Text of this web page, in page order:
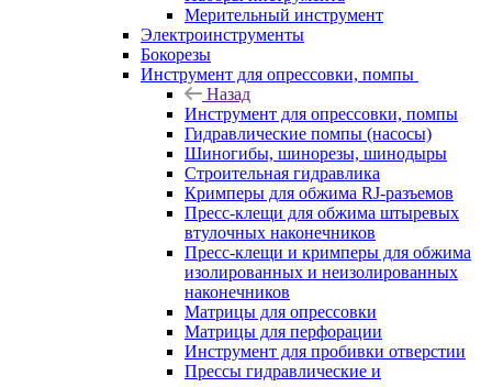
Мерительный инструмент
Электроинструменты
Бокорезы
Инструмент для опрессовки, помпы
Назад
Инструмент для опрессовки, помпы
Гидравлические помпы (насосы)
Шиногибы, шинорезы, шинодыры
Строительная гидравлика
Кримперы для обжима RJ-разъемов
Пресс-клещи для обжима штыревых
втулочных наконечников
Пресс-клещи и кримперы для обжима
изолированных и неизолированных
наконечников
Матрицы для опрессовки
Матрицы для перфорации
Инструмент для пробивки отверстии
Прессы гидравлические и